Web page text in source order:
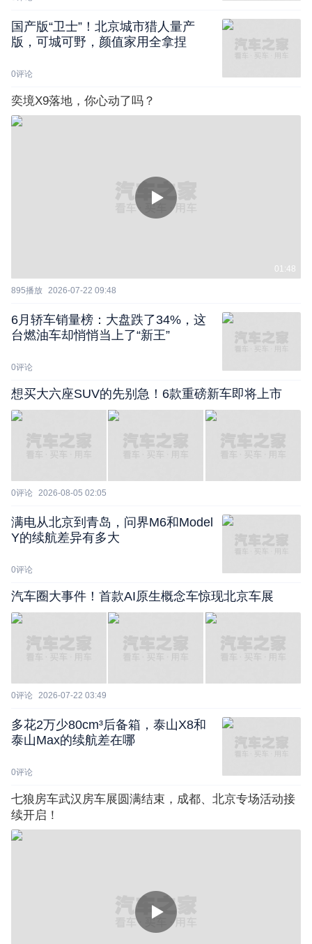
国产版“卫士”！北京城市猎人量产
版，可城可野，颜值家用全拿捏
0评论
奕境X9落地，你心动了吗？
01:48
895播放 2026-07-22 09:48
6月轿车销量榜：大盘跌了34%，这
台燃油车却悄悄当上了“新王”
0评论
想买大六座SUV的先别急！6款重磅新车即将上市
0评论 2026-08-05 02:05
满电从北京到青岛，问界M6和Model
Y的续航差异有多大
0评论
汽车圈大事件！首款AI原生概念车惊现北京车展
0评论 2026-07-22 03:49
多花2万少80cm³后备箱，泰山X8和
泰山Max的续航差在哪
0评论
七狼房车武汉房车展圆满结束，成都、北京专场活动接
续开启！